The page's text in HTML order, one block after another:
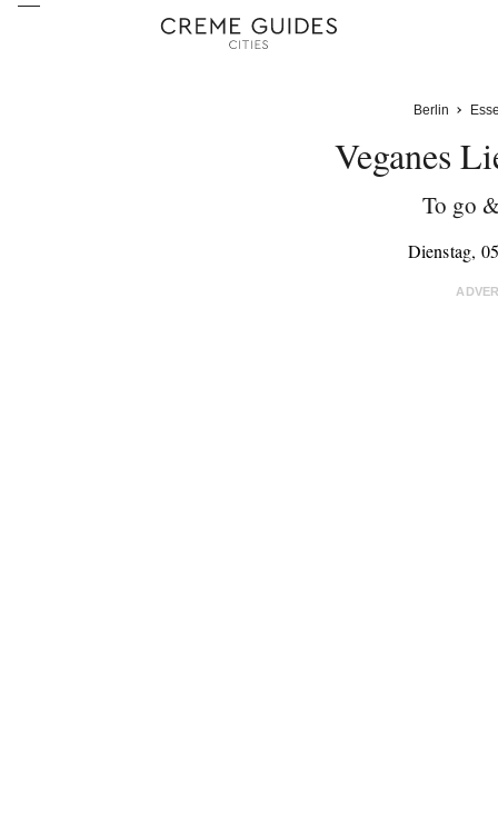
Berlin
Veganes
To go
Dienstag,